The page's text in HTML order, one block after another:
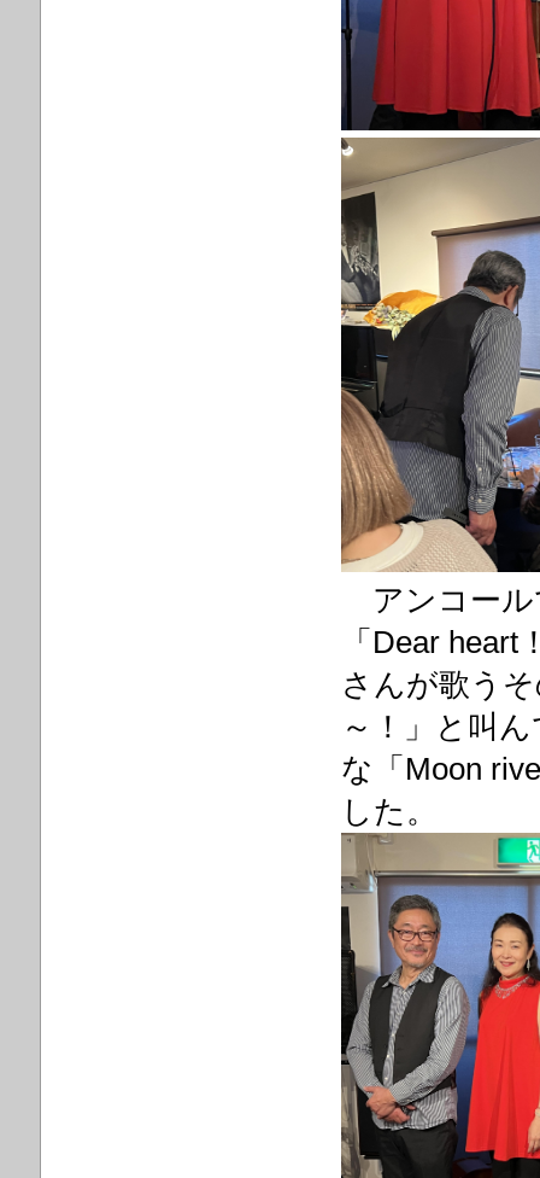
アンコール
「Dear
さんが歌う
～！」と叫
な「Moon
した。